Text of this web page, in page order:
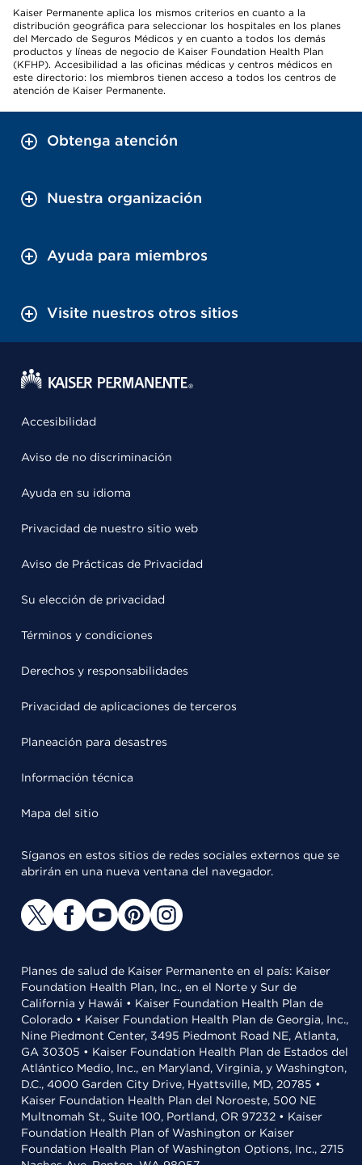
Kaiser Permanente aplica los mismos criterios en cuanto a la
distribución geográfica para seleccionar los hospitales en los planes
del Mercado de Seguros Médicos y en cuanto a todos los demás
productos y líneas de negocio de Kaiser Foundation Health Plan
(KFHP). Accesibilidad a las oficinas médicas y centros médicos en
este directorio: los miembros tienen acceso a todos los centros de
atención de Kaiser Permanente.
Obtenga atención
Nuestra organización
Ayuda para miembros
Visite nuestros otros sitios
Accesibilidad
Aviso de no discriminación
Ayuda en su idioma
Privacidad de nuestro sitio web
Aviso de Prácticas de Privacidad
Su elección de privacidad
Términos y condiciones
Derechos y responsabilidades
Privacidad de aplicaciones de terceros
Planeación para desastres
Información técnica
Mapa del sitio
Síganos en estos sitios de redes sociales externos que se
abrirán en una nueva ventana del navegador.
Planes de salud de Kaiser Permanente en el país: Kaiser
Foundation Health Plan, Inc., en el Norte y Sur de
California y Hawái • Kaiser Foundation Health Plan de
Colorado • Kaiser Foundation Health Plan de Georgia, Inc.,
Nine Piedmont Center, 3495 Piedmont Road NE, Atlanta,
GA 30305 • Kaiser Foundation Health Plan de Estados del
Atlántico Medio, Inc., en Maryland, Virginia, y Washington,
D.C., 4000 Garden City Drive, Hyattsville, MD, 20785 •
Kaiser Foundation Health Plan del Noroeste, 500 NE
Multnomah St., Suite 100, Portland, OR 97232 • Kaiser
Foundation Health Plan of Washington or Kaiser
Foundation Health Plan of Washington Options, Inc., 2715